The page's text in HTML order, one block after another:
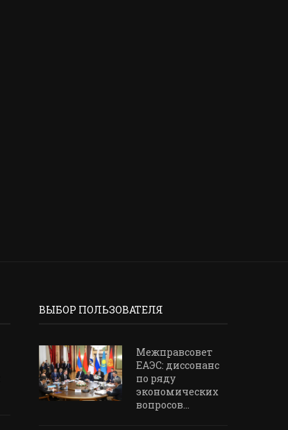
ВЫБОР ПОЛЬЗОВАТЕЛЯ
Межправсовет
ЕАЭС: диссонанс
по ряду
экономических
вопросов...